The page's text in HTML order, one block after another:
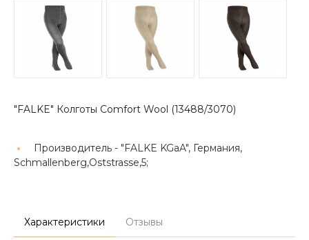
"FALKE" Колготы Comfort Wool (13488/3070)
Производитель - "FALKE KGaA", Германия,
Schmallenberg,Oststrasse,5;
Характеристики Отзывы